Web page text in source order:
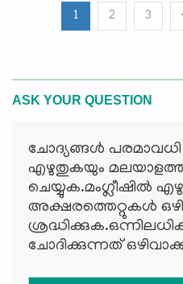
1 2 3
ASK YOUR QUESTION
ചോദ്യങ്ങള്‍ പരമാവധി
എഴുതുകയും
ചെയ്യുക.മംഗ്ലീഷില്‍
അക്ഷരത്തെറ്റുകള്‍
ചോദിക്കുന്നത്